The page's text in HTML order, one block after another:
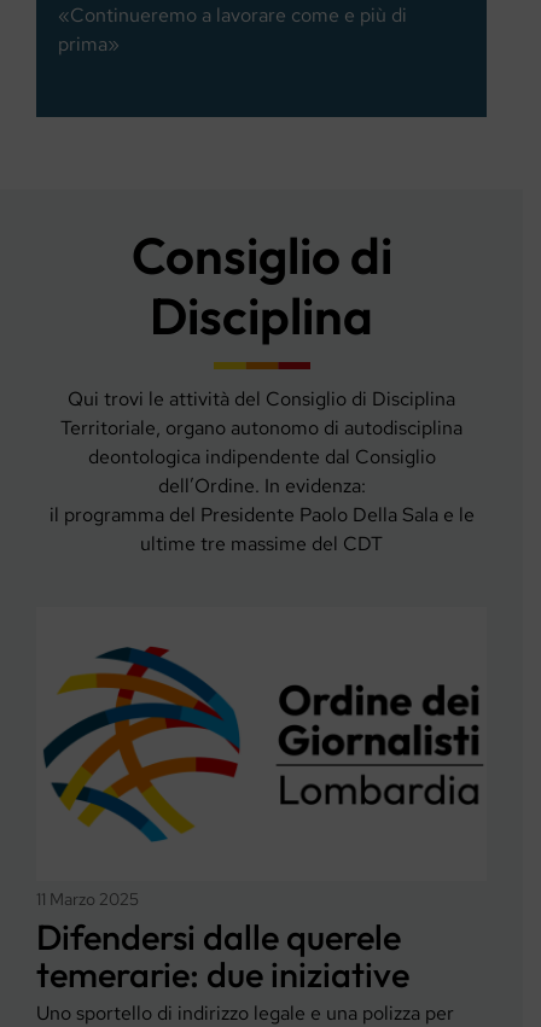
«Continueremo a lavorare come e più di
prima»
Consiglio di
Disciplina
Qui trovi le attività del Consiglio di Disciplina
Territoriale, organo autonomo di autodisciplina
deontologica indipendente dal Consiglio
dell’Ordine. In evidenza:
il programma del Presidente Paolo Della Sala e le
ultime tre massime del CDT
11 Marzo 2025
Difendersi dalle querele
temerarie: due iniziative
Uno sportello di indirizzo legale e una polizza per